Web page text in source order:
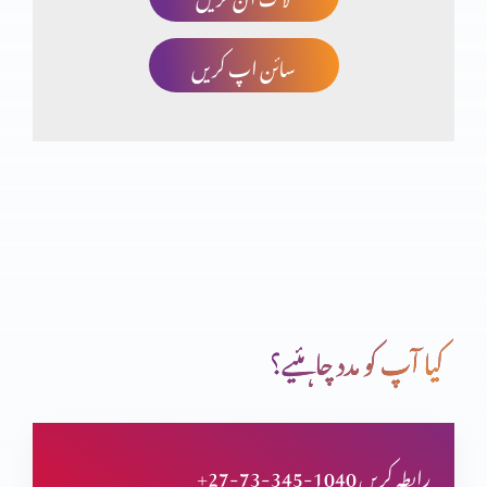
اعتماد کا امتحان
صحیح یا غلط ذہنیت (حصہ 2)
سائن اپ کریں
کیا آپ کو مدد چاہئیے؟
+27-73-345-1040 رابطہ کریں